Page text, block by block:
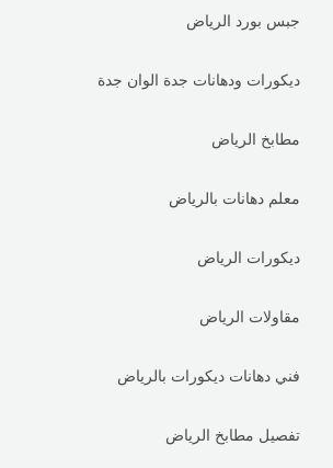
جبس بورد الرياض
ديكورات ودهانات جدة الوان جدة
مطابخ الرياض
معلم دهانات بالرياض
ديكورات الرياض
مقاولات الرياض
فني دهانات ديكورات بالرياض
تفصيل مطابخ الرياض